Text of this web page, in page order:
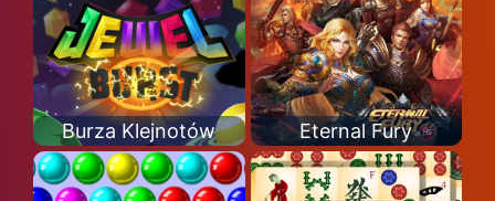
Burza Klejnotów Eternal Fury